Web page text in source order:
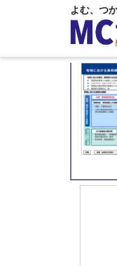
よむ、つ